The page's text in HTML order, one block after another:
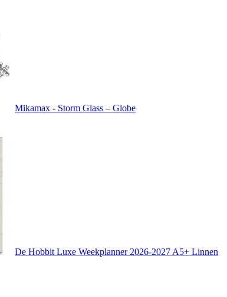
Mikamax - Storm Glass – Globe
De Hobbit Luxe Weekplanner 2026-2027 A5+ Linnen